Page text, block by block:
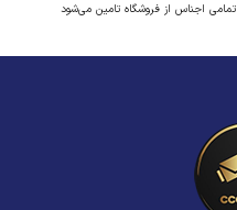
تمامی اجناس از فروشگاه تامین می‌شود